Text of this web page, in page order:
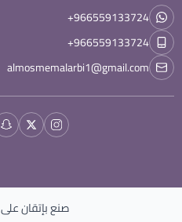
+966559133724
+966559133724
almosmemalarbi1@gmail.com
صنع بإتقان على